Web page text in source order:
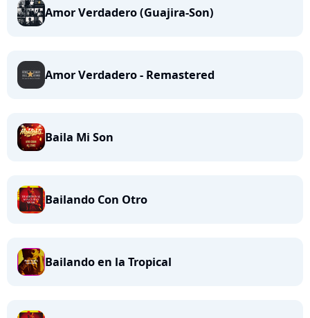
Amor Verdadero (Guajira-Son)
Amor Verdadero - Remastered
Baila Mi Son
Bailando Con Otro
Bailando en la Tropical